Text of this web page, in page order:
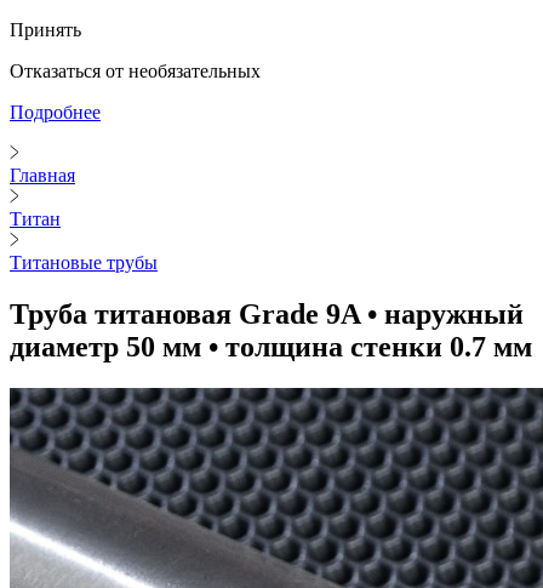
Принять
Отказаться от необязательных
Подробнее
Главная
Титан
Титановые трубы
Труба титановая Grade 9A • наружный
диаметр 50 мм • толщина стенки 0.7 мм